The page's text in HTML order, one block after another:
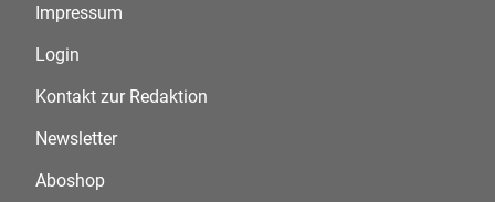
Impressum
Login
Kontakt zur Redaktion
Newsletter
Aboshop